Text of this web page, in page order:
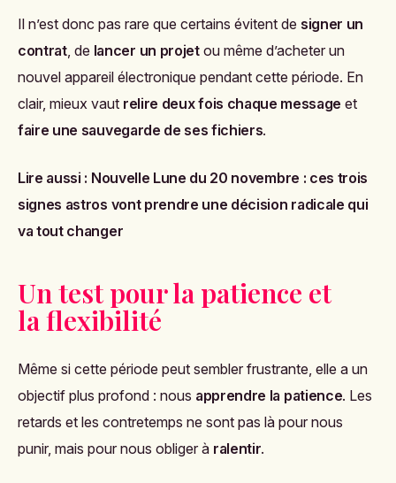
Il n’est donc pas rare que certains évitent de signer un
contrat, de lancer un projetou même d’acheter un
nouvel appareil électronique pendant cette période. En
clair, mieux vaut relire deux fois chaque message et
faire une sauvegarde de ses fichiers.
Lire aussi : Nouvelle Lune du 20 novembre : ces trois
signes astros vont prendre une décision radicale qui
va tout changer
Un test pour la patience et
la flexibilité
Même si cette période peut sembler frustrante, elle a un
objectif plus profond : nous apprendre la patience. Les
retards et les contretemps ne sont pas là pour nous
punir, mais pour nous obliger à ralentir.